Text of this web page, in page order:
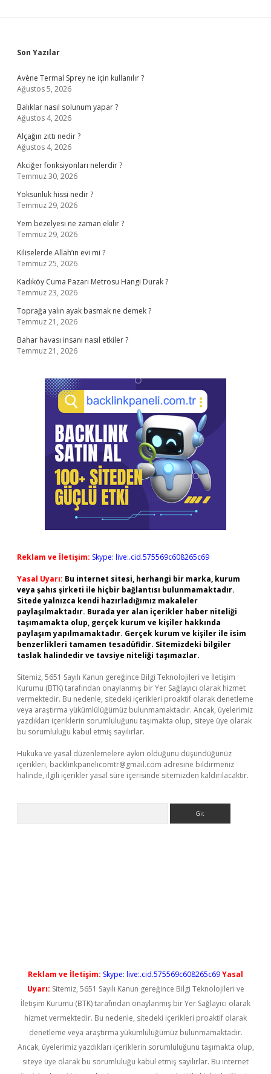
Sidebar
Son Yazılar
Avène Termal Sprey ne için kullanılır ?
Ağustos 5, 2026
Balıklar nasıl solunum yapar ?
Ağustos 4, 2026
Alçağın zıttı nedir ?
Ağustos 4, 2026
Akciğer fonksiyonları nelerdir ?
Temmuz 30, 2026
Yoksunluk hissi nedir ?
Temmuz 29, 2026
Yem bezelyesi ne zaman ekilir ?
Temmuz 29, 2026
Kiliselerde Allah’ın evi mi ?
Temmuz 25, 2026
Kadıköy Cuma Pazarı Metrosu Hangi Durak ?
Temmuz 23, 2026
Toprağa yalın ayak basmak ne demek ?
Temmuz 21, 2026
Bahar havası insanı nasıl etkiler ?
Temmuz 21, 2026
Reklam ve İletişim: Skype: live:.cid.575569c608265c69
Yasal Uyarı: Bu internet sitesi, herhangi bir marka, kurum
veya şahıs şirketi ile hiçbir bağlantısı bulunmamaktadır.
Sitede yalnızca kendi hazırladığımız makaleler
paylaşılmaktadır. Burada yer alan içerikler haber niteliği
taşımamakta olup, gerçek kurum ve kişiler hakkında
paylaşım yapılmamaktadır. Gerçek kurum ve kişiler ile isim
benzerlikleri tamamen tesadüfidir. Sitemizdeki bilgiler
taslak halindedir ve tavsiye niteliği taşımazlar.
Sitemiz, 5651 Sayılı Kanun gereğince Bilgi Teknolojileri ve İletişim
Kurumu (BTK) tarafından onaylanmış bir Yer Sağlayıcı olarak hizmet
vermektedir. Bu nedenle, sitedeki içerikleri proaktif olarak denetleme
veya araştırma yükümlülüğümüz bulunmamaktadır. Ancak, üyelerimiz
yazdıkları içeriklerin sorumluluğunu taşımakta olup, siteye üye olarak
bu sorumluluğu kabul etmiş sayılırlar.
Hukuka ve yasal düzenlemelere aykırı olduğunu düşündüğünüz
içerikleri, backlinkpanelicomtr@gmail.com adresine bildirmeniz
halinde, ilgili içerikler yasal süre içerisinde sitemizden kaldırılacaktır.
Reklam ve İletişim: Skype: live:.cid.575569c608265c69Yasal
Uyarı: Sitemiz, 5651 Sayılı Kanun gereğince Bilgi Teknolojileri ve
İletişim Kurumu (BTK) tarafından onaylanmış bir Yer Sağlayıcı olarak
hizmet vermektedir. Bu nedenle, sitedeki içerikleri proaktif olarak
denetleme veya araştırma yükümlülüğümüz bulunmamaktadır.
Ancak, üyelerimiz yazdıkları içeriklerin sorumluluğunu taşımakta olup,
siteye üye olarak bu sorumluluğu kabul etmiş sayılırlar. Bu internet